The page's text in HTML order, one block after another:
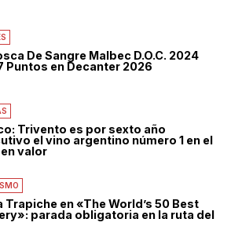
De Sangre Malbec D.O.C. 2024
Puntos en Decanter 2026
Trivento es por sexto año
el vino argentino número 1 en el
valor
Trapiche en «The World’s 50 Best
parada obligatoria en la ruta del